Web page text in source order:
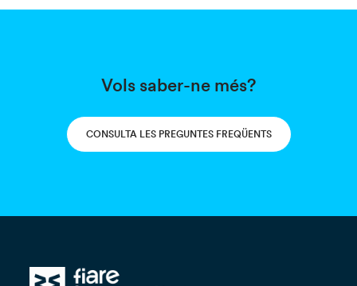
Vols saber-ne més?
CONSULTA LES PREGUNTES FREQÜENTS